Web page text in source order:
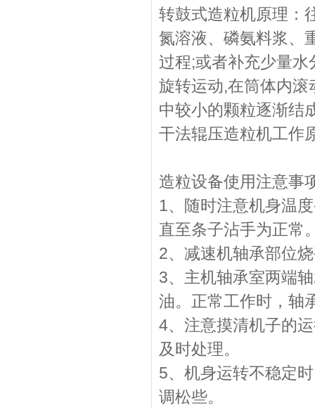
转鼓式造粒机原理：
氮溶液、磷氨料浆、
过程;或者补充少量
旋转运动,在筒体内
中较小的颗粒逐渐结
干法辊压造粒机工作
造粒设备使用注意事
1、随时注意机身温
直至条子沾手为正
2、减速机轴承部位
3、主机轴承室两端
油。正常工作时，
4、注意摸清机子的
及时处理。
5、机身运转不稳定
调松些。